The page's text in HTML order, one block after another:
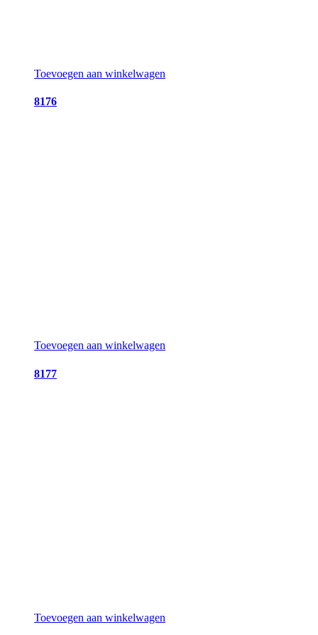
Toevoegen aan winkelwagen
8176
Toevoegen aan winkelwagen
8177
Toevoegen aan winkelwagen